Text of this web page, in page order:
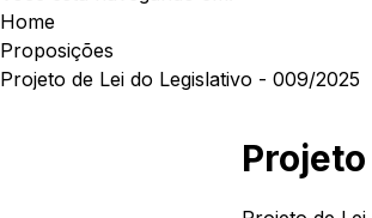
Home
Proposições
Projeto de Lei do Legislativo - 009/2025